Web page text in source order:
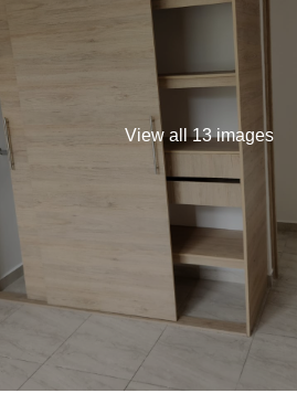
View all 13 images